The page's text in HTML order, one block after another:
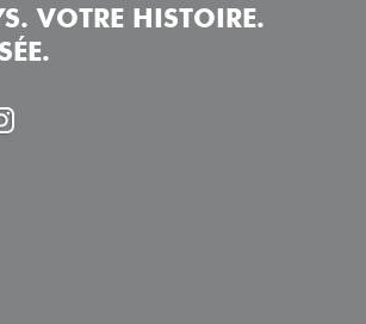
VOTRE HISTOIRE.